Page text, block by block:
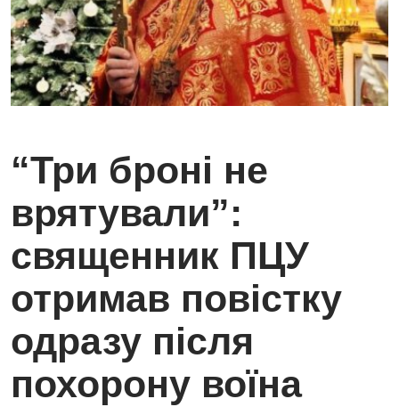
“Три броні не
врятували”:
священник ПЦУ
отримав повістку
одразу після
похорону воїна